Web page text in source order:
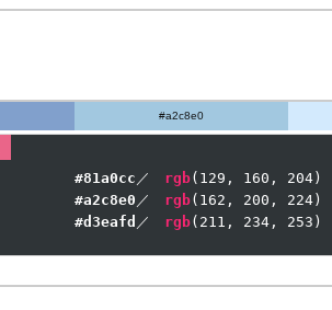
#a2c8e0
#81a0cc ／ rgb( 129 , 160 , 204
#a2c8e0 ／ rgb( 162 , 200 , 224
#d3eafd ／ rgb( 211 , 234, 253 )